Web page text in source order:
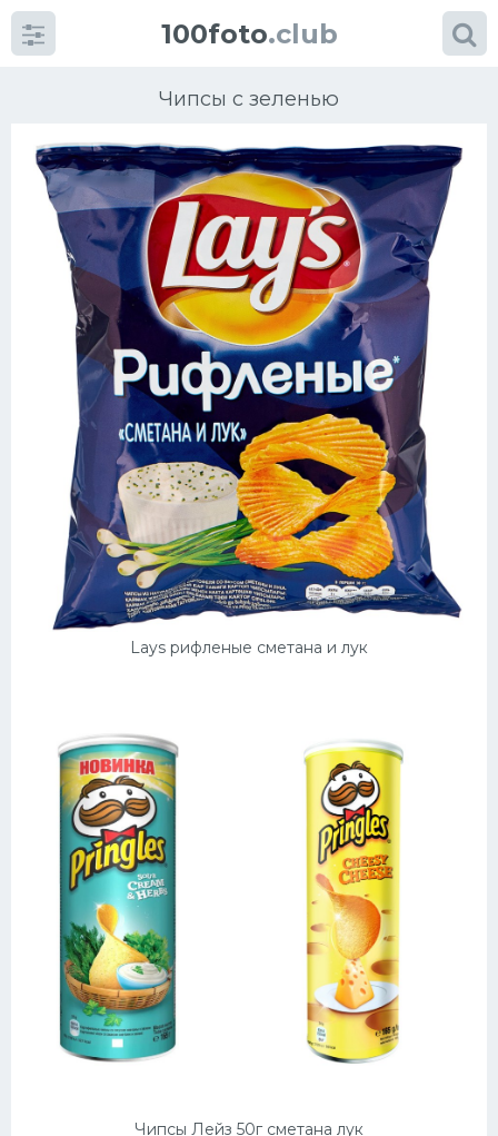
100foto.club
Чипсы с зеленью
Lays рифленые сметана и лук
Чипсы Лейз 50г сметана лук
Категориикартинок
Мясные блюда
Печенье
Салат
Выпечка
Десерт
Напитки
Дизайн комнаты